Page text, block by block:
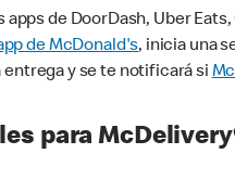
de DoorDash, Uber
de McDonald's, inicia una
entrega y se te notificará si
para